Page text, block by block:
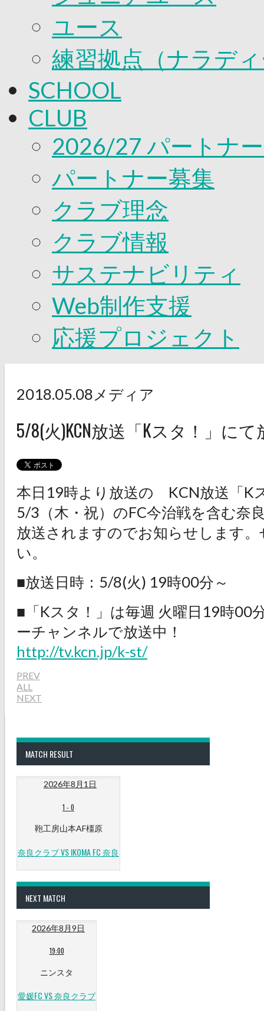
ユース
練習拠点（ナラデ
SCHOOL
CLUB
2026/27 パートナ
パートナー募集
クラブ理念
クラブ情報
サステナビリティ
Web制作支援
応援プロジェクト
2018.05.08 メディア
5/8(火)KCN放送「Kスタ！」に
本日19時より放送の KCN放送「K
5/3（木・祝）のFC今治戦を含む奈
放送されますのでお知らせします
い。
■放送日時：5/8(火) 19時00分～
■「Kスタ！」は毎週 火曜日19時00
ーチャンネルで放送中！
http://tv.kcn.jp/k-st/
PREV
ALL
NEXT
MATCH RESULT
2026年8月1日
1 - 0
鞄工房山本AF橿原
奈良クラブ VS IKOMA FC 奈良
NEXT MATCH
2026年8月9日
19:00
ニンスタ
愛媛FC VS 奈良クラブ